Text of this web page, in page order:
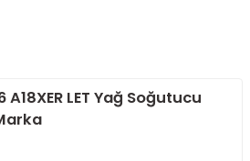
LET Yağ Soğutucu